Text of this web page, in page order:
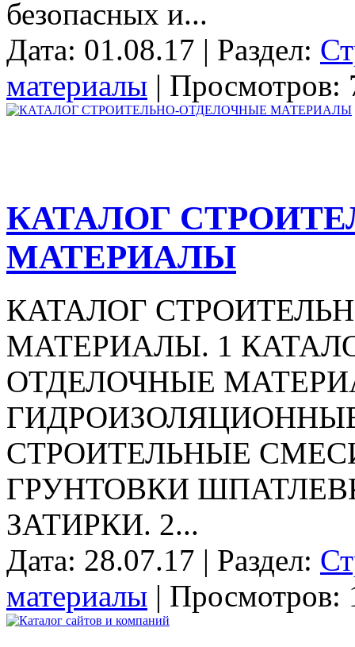
безопасных и...
Дата: 01.08.17 | Раздел:
материалы | Просмотров:
КАТАЛОГ
МАТЕРИАЛЫ
КАТАЛОГ
МАТЕРИАЛЫ. 1
ОТДЕЛОЧНЫЕ
СТРОИТЕЛЬНЫЕ
ГРУНТОВКИ
ЗАТИРКИ. 2...
Дата: 28.07.17 | Раздел:
материалы | Просмотров: